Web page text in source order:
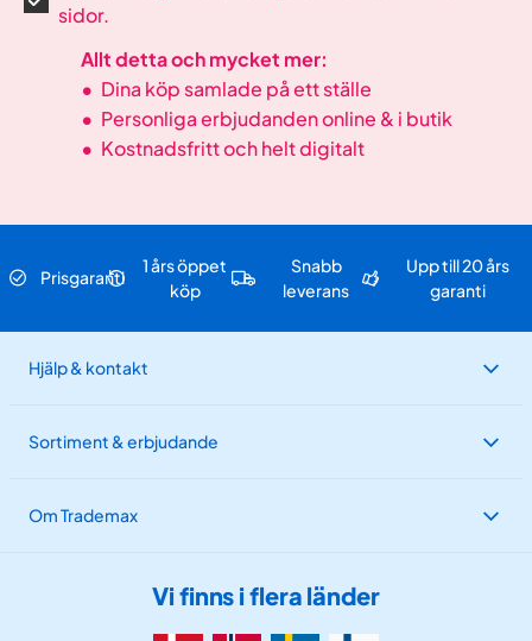
sidor.
Allt detta och mycket mer:
• Dina köp samlade på ett ställe
• Personliga erbjudanden online & i butik
• Kostnadsfritt och helt digitalt
Prisgaranti
1 års öppet
köp
Snabb
leverans
Upp till 20 års
garanti
Hjälp & kontakt
Sortiment & erbjudande
Om Trademax
Vi finns i flera länder